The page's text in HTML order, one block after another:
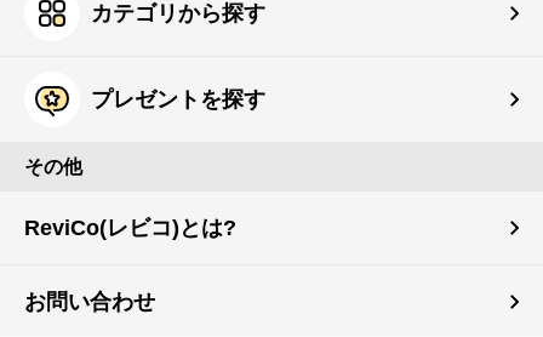
カテゴリから探す
プレゼントを探す
その他
ReviCo(レビコ)とは?
お問い合わせ